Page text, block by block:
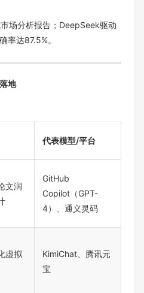
场分析报告；DeepSeek驱动
率达87.5%。
地
代表模型/平台
文润
GitHub
Copilot（GPT-
4）、通义灵码
虚拟
KimiChat、腾讯元
宝